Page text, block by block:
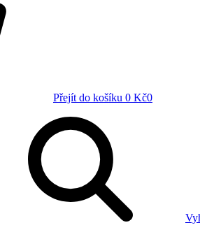
Přejít do košíku 0 Kč0